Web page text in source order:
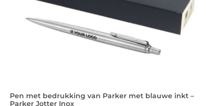
Pen met bedrukking van Parker met blauwe inkt –
Parker Jotter Inox